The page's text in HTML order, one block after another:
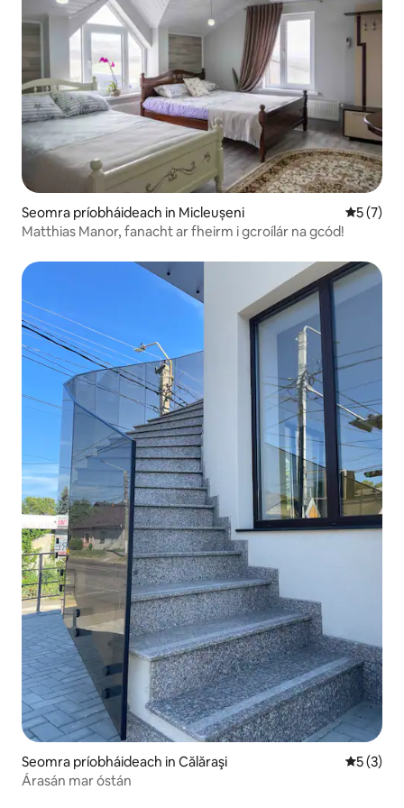
Seomra príobháideach in Micleușeni
5 (7)
Matthias Manor, fanacht ar fheirm i gcroílár na gcód!
Seomra príobháideach in Călăraşi
5 (3)
Árasán mar óstán